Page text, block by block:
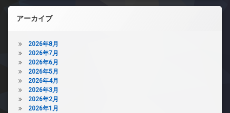
アーカイブ
2026年8月
2026年7月
2026年6月
2026年5月
2026年4月
2026年3月
2026年2月
2026年1月